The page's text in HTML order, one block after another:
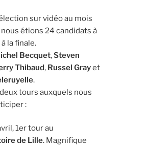
sur vidéo au mois
étions 24 candidats à
la finale.
Becquet,Steven
Thibaud, Russel Grayet
.
tours auxquels nous
:
1er tour au
de Lille. Magnifique